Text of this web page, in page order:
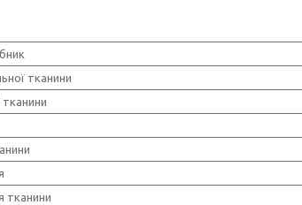
тканини
тканини
тканини